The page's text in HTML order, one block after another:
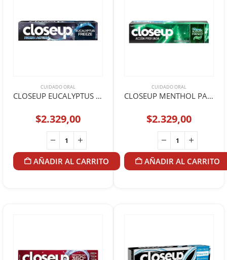
CUIDADO ORAL
CLOSEUP EUCALYPTUS FREEZE 90g
$2.329,00
AÑADIR AL CARRITO
CUIDADO ORAL
CLOSEUP MENTHOL PARADISE 90g
$2.329,00
AÑADIR AL CARRITO